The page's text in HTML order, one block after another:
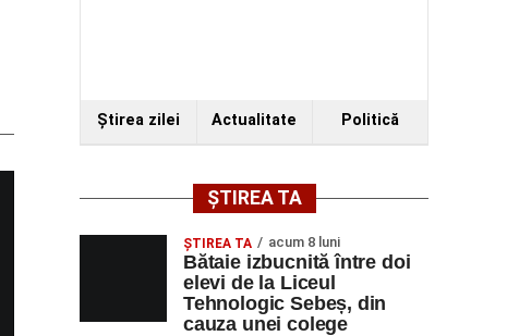
Ştirea zilei Actualitate Politică
ȘTIREA TA
ŞTIREA TA acum 8 luni
Bătaie izbucnită între doi
elevi de la Liceul
Tehnologic Sebeș, din
cauza unei colege